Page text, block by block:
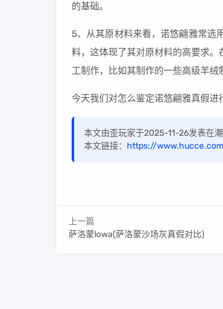
的基础。
5、从其原材料来看，诺悠翩雅常选
料，这体现了其对原材料的高要求
工制作，比如其制作的一些高级羊绒
今天我们对怎么鉴定诺悠翩雅真假进
本文由歪玩家于2025-11-26发表在
本文链接： https://
上一篇
萨洛蒙lowa(萨洛蒙沙场灰真假对比)